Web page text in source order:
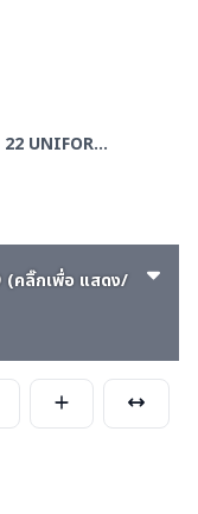
SUIT -ชุดออฟฟิต-ชุดสำนักงาน-ชุดทางการ
(คลิ๊กเพื่อ แสดง/